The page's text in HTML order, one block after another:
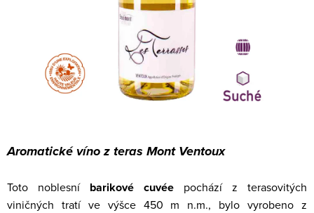
Aromatické víno z teras Mont Ventoux
Toto noblesní barikové cuvée pochází z terasovitých
viničných tratí ve výšce 450 m n.m., bylo vyrobeno z